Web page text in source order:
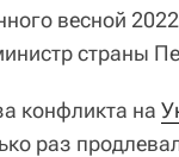
весной
страны
конфликта на
раз